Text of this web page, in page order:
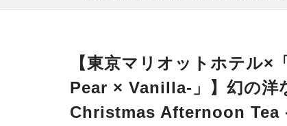
【東京マリオットホテル
Pear × Vanilla-」】幻の洋
Christmas Afternoon Tea